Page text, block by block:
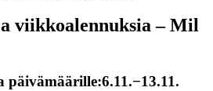
viikkoalennuksia – Mil
päivämäärille:6.11.−13.11.